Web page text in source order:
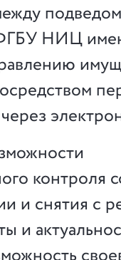
НИЦ
контроля
и снятия с
и